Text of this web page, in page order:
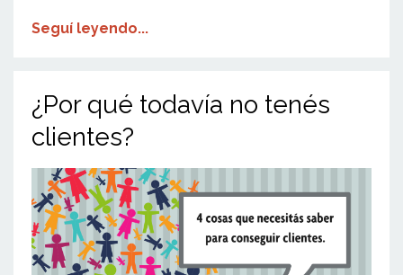
Seguí leyendo...
¿Por qué todavía no tenés
clientes?